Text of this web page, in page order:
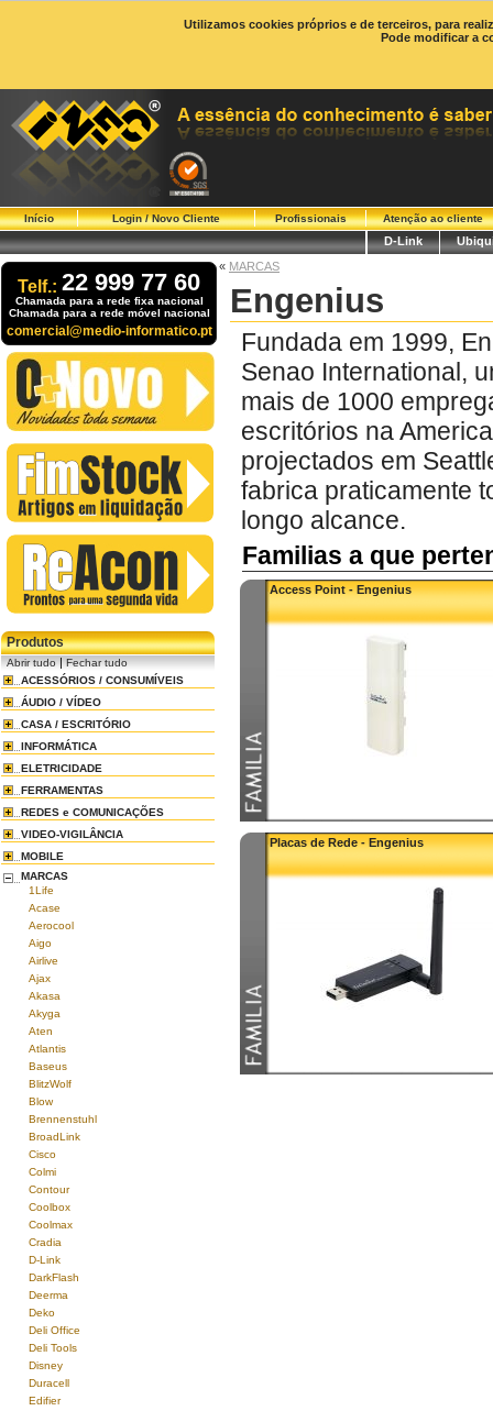
Utilizamos cookies próprios e de terceiros, para
Pode modificar a
Início Login / Novo Cliente Profissionais Atenção ao cliente
D-Link
Telf.: 22 999 77 60
Chamada para a rede fixa nacional
Chamada para a rede móvel nacional
comercial@medio-informatico.pt
Produtos
Abrir tudo|Fechar tudo
ACESSÓRIOS / CONSUMÍVEIS
ÁUDIO / VÍDEO
CASA / ESCRITÓRIO
INFORMÁTICA
ELETRICIDADE
FERRAMENTAS
REDES e COMUNICAÇÕES
VIDEO-VIGILÂNCIA
MOBILE
MARCAS
1Life
Acase
Aerocool
Aigo
Airlive
Ajax
Akasa
Akyga
Aten
Atlantis
Baseus
BlitzWolf
Blow
Brennenstuhl
BroadLink
Cisco
Colmi
Contour
Coolbox
Coolmax
Cradia
D-Link
DarkFlash
Deerma
Deko
Deli Office
Deli Tools
Disney
Duracell
Edifier
« MARCAS
Engenius
Fundada em 1999,
Senao International,
mais de 1000
escritórios na
projectados em
fabrica praticamente
longo alcance.
Familias a que
Access Point - Engenius
Placas de Rede - Engenius